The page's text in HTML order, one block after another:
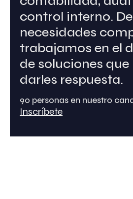
control interno.
necesidades
trabajamos en el
de soluciones
darles respuesta.
90 personas en nuestro
Inscríbete